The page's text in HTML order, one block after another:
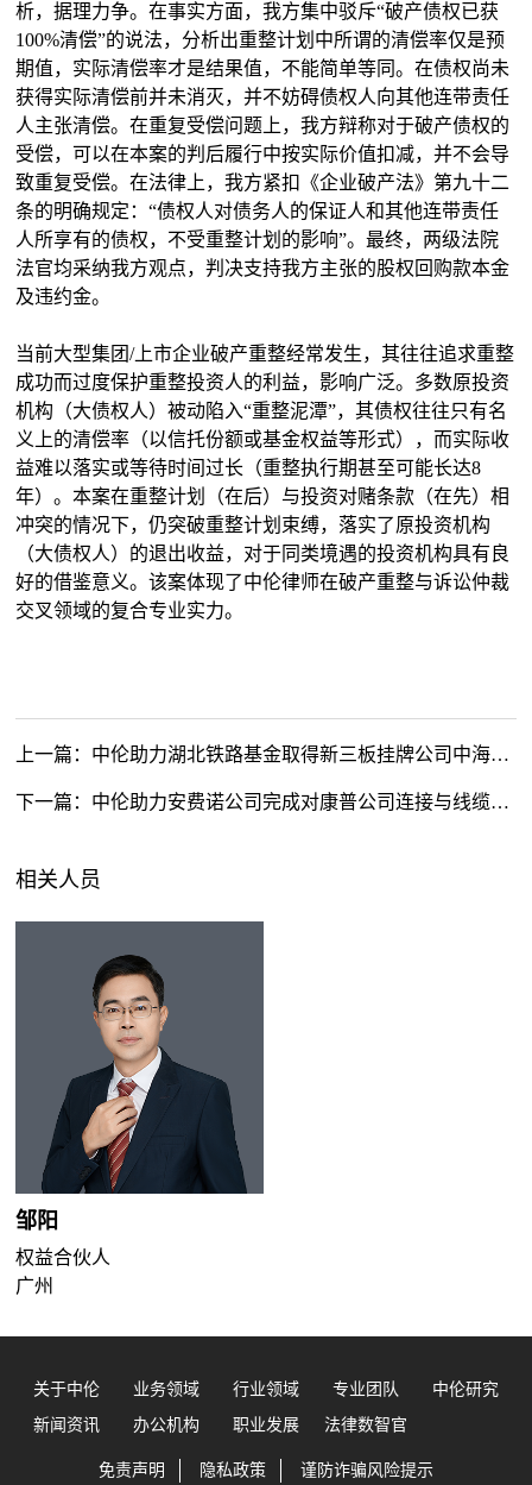
析，据理力争。在事实方面，我方集中驳斥“破产债权已获
100%清偿”的说法，分析出重整计划中所谓的清偿率仅是预
期值，实际清偿率才是结果值，不能简单等同。在债权尚未
获得实际清偿前并未消灭，并不妨碍债权人向其他连带责任
人主张清偿。在重复受偿问题上，我方辩称对于破产债权的
受偿，可以在本案的判后履行中按实际价值扣减，并不会导
致重复受偿。在法律上，我方紧扣《企业破产法》第九十二
条的明确规定：“债权人对债务人的保证人和其他连带责任
人所享有的债权，不受重整计划的影响”。最终，两级法院
法官均采纳我方观点，判决支持我方主张的股权回购款本金
及违约金。
当前大型集团/上市企业破产重整经常发生，其往往追求重整
成功而过度保护重整投资人的利益，影响广泛。多数原投资
机构（大债权人）被动陷入“重整泥潭”，其债权往往只有名
义上的清偿率（以信托份额或基金权益等形式），而实际收
益难以落实或等待时间过长（重整执行期甚至可能长达8
年）。本案在重整计划（在后）与投资对赌条款（在先）相
冲突的情况下，仍突破重整计划束缚，落实了原投资机构
（大债权人）的退出收益，对于同类境遇的投资机构具有良
好的借鉴意义。该案体现了中伦律师在破产重整与诉讼仲裁
交叉领域的复合专业实力。
上一篇： 中伦助力湖北铁路基金取得新三板挂牌公司中海通控制权
下一篇： 中伦助力安费诺公司完成对康普公司连接与线缆解决方案业务的收购
相关人员
邹阳
权益合伙人
广州
关于中伦 业务领域 行业领域 专业团队
中伦研究
新闻资讯
办公机构 职业发展 法律数智官
免责声明 隐私政策 谨防诈骗风险提示